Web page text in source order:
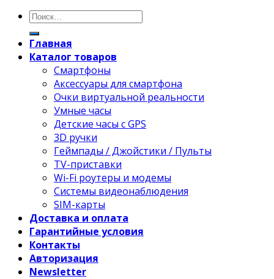
Главная
Каталог товаров
Смартфоны
Аксессуары для смартфона
Очки виртуальной реальности
Умные часы
Детские часы с GPS
3D ручки
Геймпады / Джойстики / Пульты
TV-приставки
Wi-Fi роутеры и модемы
Системы видеонаблюдения
SIM-карты
Доставка и оплата
Гарантийные условия
Контакты
Авторизация
Newsletter